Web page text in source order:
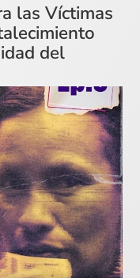
las Víctimas
del